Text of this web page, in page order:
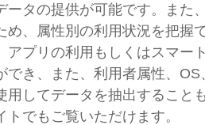
ータの提供が可能です。また
め、属性別の利用状況を把握
アプリの利用もしくはスマー
き、また、利用者属性、 OS
用してデータを抽出すること
でもご覧いただけます。